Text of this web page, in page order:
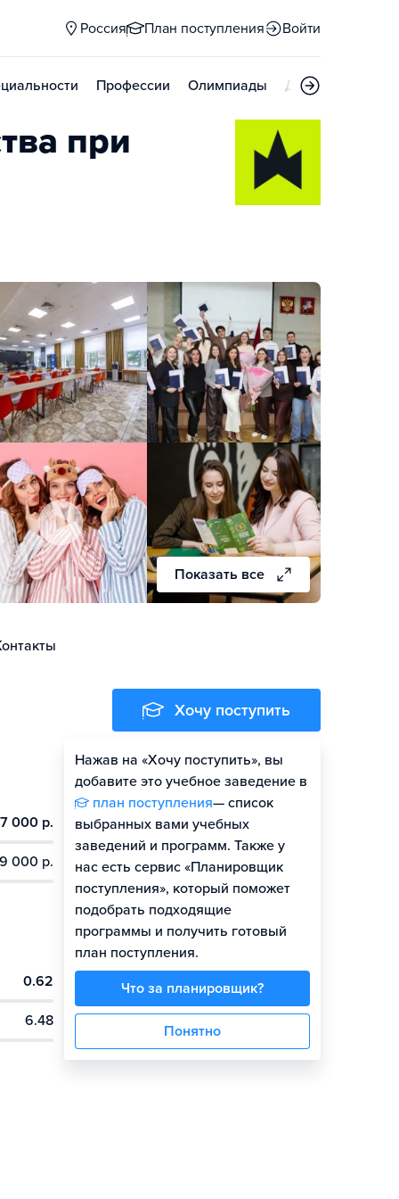
Россия План поступления Войти
Профессии Олимпиады Дни открытых
при
Показать все
000 р.
000 р.
0.62
6.48
Хочу поступить
Нажав на «Хочу поступить», вы
добавите это учебное заведение в
план поступления— список
выбранных вами учебных
заведений и программ. Также у
нас есть сервис «Планировщик
поступления», который поможет
подобрать подходящие
программы и получить готовый
план поступления.
Что за планировщик?
Понятно